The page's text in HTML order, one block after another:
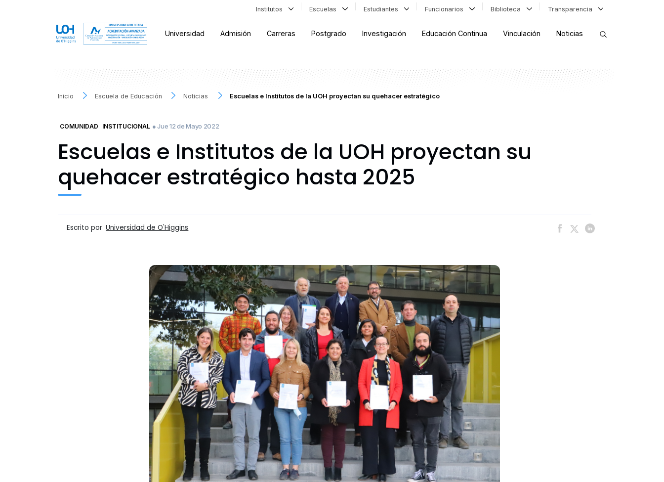
Institutos Escuelas Estudiantes Funcionarios Biblioteca Transparencia
Universidad Admisión Carreras Postgrado Investigación Educación Continua Vinculación Noticias
Inicio Escuela de Educación Noticias Escuelas e Institutos de la UOH proyectan su quehacer estratégico
COMUNIDAD INSTITUCIONAL ● Jue 12 de Mayo 2022
Escuelas e Institutos de la UOH proyectan su
quehacer estratégico hasta 2025
Escrito por Universidad de O'Higgins